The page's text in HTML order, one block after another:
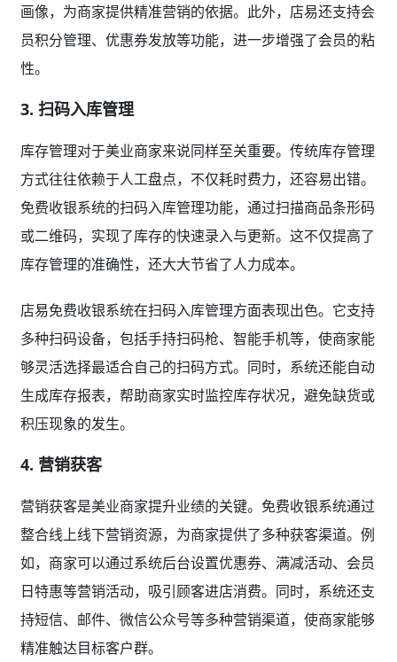
画像，为商家提供精准营销的依据。此外，店易还支持会
员积分管理、优惠券发放等功能，进一步增强了会员的粘
性。
3. 扫码入库管理
库存管理对于美业商家来说同样至关重要。传统库存管理
方式往往依赖于人工盘点，不仅耗时费力，还容易出错。
免费收银系统的扫码入库管理功能，通过扫描商品条形码
或二维码，实现了库存的快速录入与更新。这不仅提高了
库存管理的准确性，还大大节省了人力成本。
店易免费收银系统在扫码入库管理方面表现出色。它支持
多种扫码设备，包括手持扫码枪、智能手机等，使商家能
够灵活选择最适合自己的扫码方式。同时，系统还能自动
生成库存报表，帮助商家实时监控库存状况，避免缺货或
积压现象的发生。
4. 营销获客
营销获客是美业商家提升业绩的关键。免费收银系统通过
整合线上线下营销资源，为商家提供了多种获客渠道。例
如，商家可以通过系统后台设置优惠券、满减活动、会员
日特惠等营销活动，吸引顾客进店消费。同时，系统还支
持短信、邮件、微信公众号等多种营销渠道，使商家能够
精准触达目标客户群。